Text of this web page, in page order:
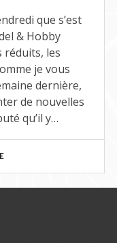
que s’est
& Hobby
réduits, les
je vous
dernière,
de nouvelles
qu’il y…